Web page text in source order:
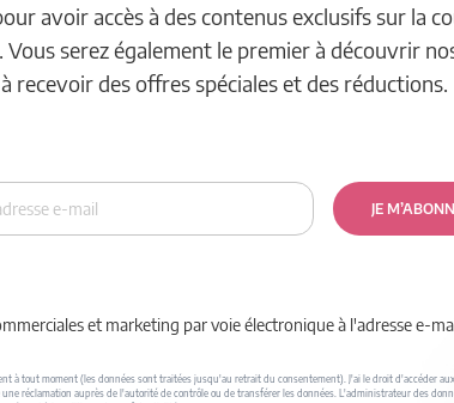
avoir accès à des contenus exclusifs sur la
serez également le premier à découvrir
recevoir des offres spéciales et des réductions.
JE
et marketing par voie électronique à l'adresse e-
à tout moment (les données sont traitées jusqu'au retrait du consentement). J'ai le droit d'accéder
réclamation auprès de l'autorité de contrôle ou de transférer les données. L'administrateur des